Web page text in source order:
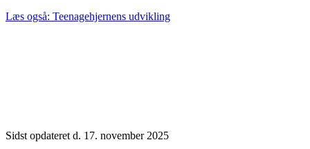
Læs også: Teenagehjernens udvikling
Sidst opdateret d. 17. november 2025